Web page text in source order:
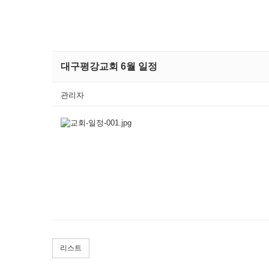
대구평강교회 6월 일정
관리자
리스트